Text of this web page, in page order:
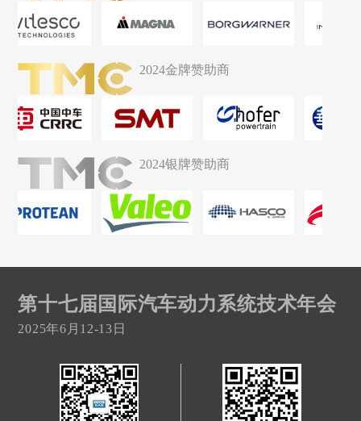
2024金牌赞助商
2024银牌赞助商
第十七届国际汽车动力系统技术年会
2025年6月12-13日